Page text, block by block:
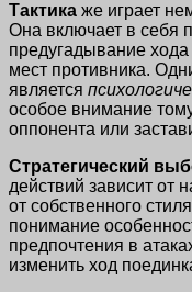
Тактика же играет
Она включает в себя
предугадывание
мест противника.
является
особое внимание
оппонента или
Стратегический
действий зависит от
от собственного
понимание
предпочтения в
изменить ход